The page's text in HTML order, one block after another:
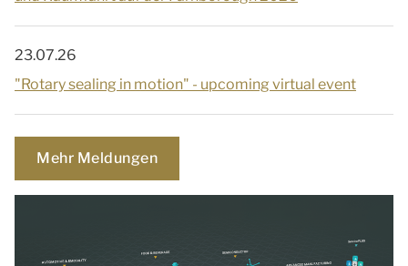
23.07.26
"Rotary sealing in motion" - upcoming virtual event
Mehr Meldungen